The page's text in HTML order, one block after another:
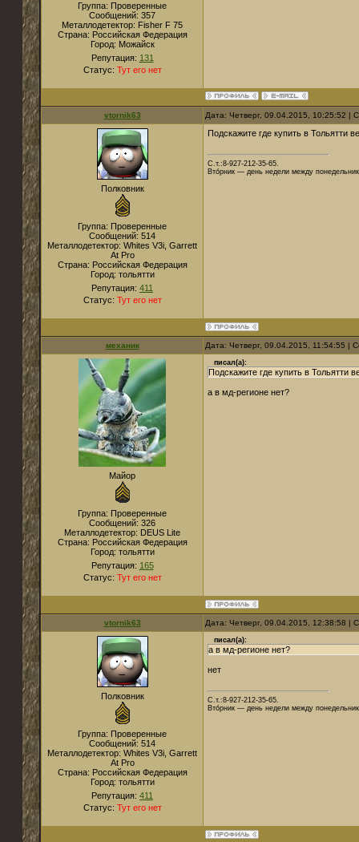
Группа: Проверенные
Сообщений: 357
Металлодетектор: Fisher F 75
Страна: Российская Федерация
Город: Можайск
Репутация: 131
Статус: Тут его нет
vtornik63 Дата: Четверг, 09.04.2015, 10:25:52 |
Полковник
Группа: Проверенные
Сообщений: 514
Металлодетектор: Whites V3i, Garrett
At Pro
Страна: Российская Федерация
Город: тольятти
Репутация: 411
Статус: Тут его нет
Подскажите где купить в Тольятти
С.т.:8-927-212-35-65.
Вто́рник — день недели между
механик Дата: Четверг, 09.04.2015, 11:54:55 |
Майор
Группа: Проверенные
Сообщений: 326
Металлодетектор: DEUS Lite
Страна: Российская Федерация
Город: тольятти
Репутация: 165
Статус: Тут его нет
писал(а):
Подскажите где купить в Тольятти
а в мд-регионе нет?
vtornik63 Дата: Четверг, 09.04.2015, 12:38:58 |
Полковник
Группа: Проверенные
Сообщений: 514
Металлодетектор: Whites V3i, Garrett
At Pro
Страна: Российская Федерация
Город: тольятти
Репутация: 411
Статус: Тут его нет
писал(а):
а в мд-регионе нет?
нет
С.т.:8-927-212-35-65.
Вто́рник — день недели между